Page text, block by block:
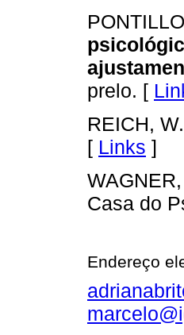
prelo. [
REICH, W.
[ Links ]
Casa do
Endereço